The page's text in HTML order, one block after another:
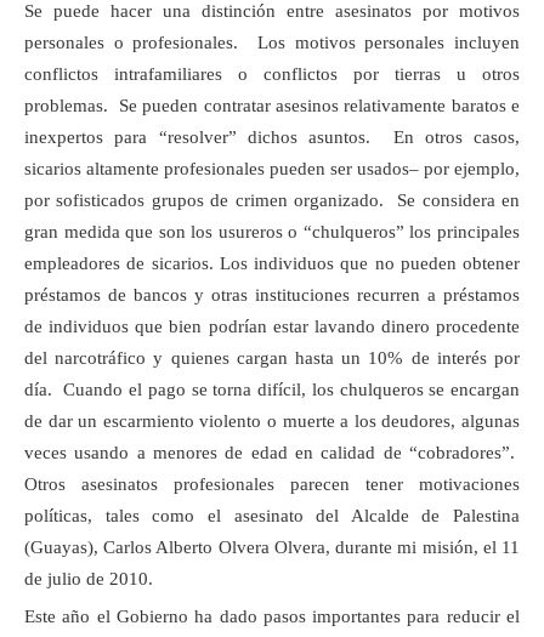
Se puede hacer una distinción entre asesinatos por motivos
personales o profesionales. Los motivos personales incluyen
conflictos intrafamiliares o conflictos por tierras u otros
problemas. Se pueden contratar asesinos relativamente baratos e
inexpertos para “resolver” dichos asuntos. En otros casos,
sicarios altamente profesionales pueden ser usados– por ejemplo,
por sofisticados grupos de crimen organizado. Se considera en
gran medida que son los usureros o “chulqueros” los principales
empleadores de sicarios. Los individuos que no pueden obtener
préstamos de bancos y otras instituciones recurren a préstamos
de individuos que bien podrían estar lavando dinero procedente
del narcotráfico y quienes cargan hasta un 10% de interés por
día. Cuando el pago se torna difícil, los chulqueros se encargan
de dar un escarmiento violento o muerte a los deudores, algunas
veces usando a menores de edad en calidad de “cobradores”.
Otros asesinatos profesionales parecen tener motivaciones
políticas, tales como el asesinato del Alcalde de Palestina
(Guayas), Carlos Alberto Olvera Olvera, durante mi misión, el 11
de julio de 2010.
Este año el Gobierno ha dado pasos importantes para reducir el